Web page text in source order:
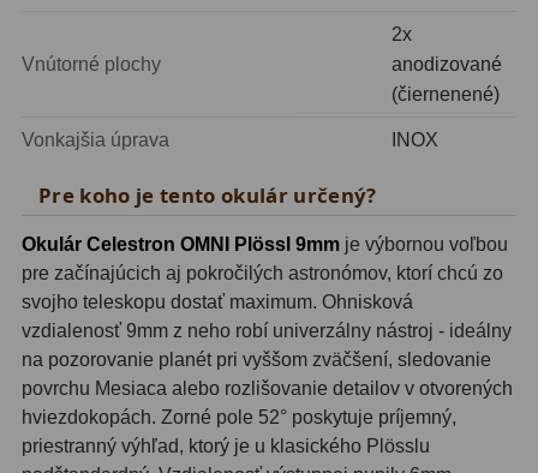
Adaptéry projekční
Adaptéry T2 39
Adaptéry M4833
Filtry L-RGB7
Filtry Block10
Filtry Clip5
Vnútorné plochy
2x
anodizované
(čiernenené)
Vonkajšia úprava INOX
Pre koho je tento okulár určený?
Okulár Celestron OMNI Plössl 9mm je výbornou voľbou
pre začínajúcich aj pokročilých astronómov, ktorí chcú zo
svojho teleskopu dostať maximum. Ohnisková
vzdialenosť 9mm z neho robí univerzálny nástroj - ideálny
na pozorovanie planét pri vyššom zväčšení, sledovanie
povrchu Mesiaca alebo rozlišovanie detailov v otvorených
hviezdokopách. Zorné pole 52° poskytuje príjemný,
priestranný výhľad, ktorý je u klasického Plösslu